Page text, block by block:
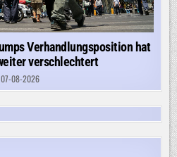
Verhandlungsposition hat
verschlechtert
07-08-2026